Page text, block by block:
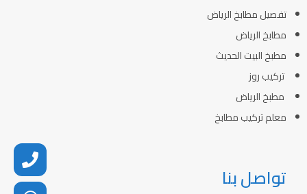
تفصيل مطابخ الرياض
مطابخ الرياض
مطبخ البيت الحديث
تركيب روز
مطبخ الرياض
معلم تركيب مطابخ
تواصل بنا